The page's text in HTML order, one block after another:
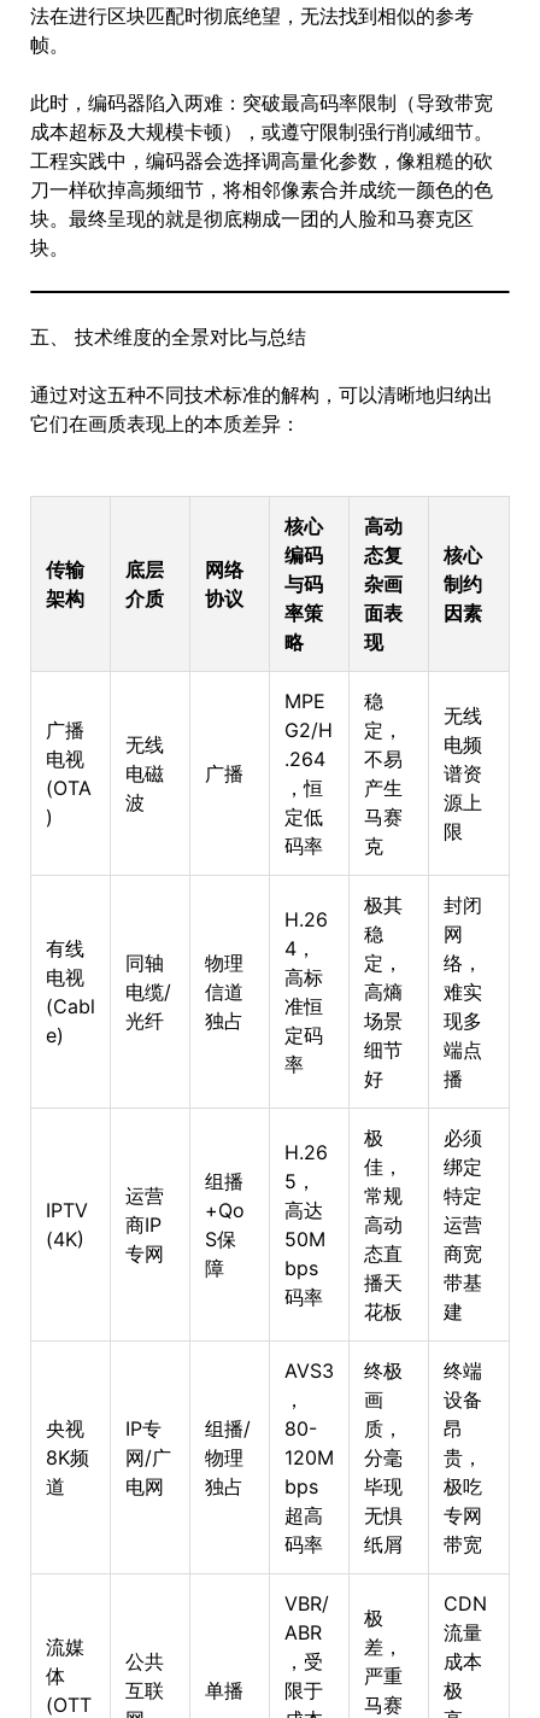
法在进行区块匹配时彻底绝望，无法找到相似的参考
帧。
此时，编码器陷入两难：突破最高码率限制（导致带宽
成本超标及大规模卡顿），或遵守限制强行削减细节。
工程实践中，编码器会选择调高量化参数，像粗糙的砍
刀一样砍掉高频细节，将相邻像素合并成统一颜色的色
块。最终呈现的就是彻底糊成一团的人脸和马赛克区
块。
五、 技术维度的全景对比与总结
通过对这五种不同技术标准的解构，可以清晰地归纳出
它们在画质表现上的本质差异：
传输
架构
底层
介质
网络
协议
核心
编码
与码
率策
略
高动
态复
杂画
面表
现
核心
制约
因素
广播
电视
(OTA
)
无线
电磁
波
广播
MPE
G2/H
.264
，恒
定低
码率
稳
定，
不易
产生
马赛
克
无线
电频
谱资
源上
限
有线
电视
(Cabl
e)
同轴
电缆/
光纤
物理
信道
独占
H.26
4，
高标
准恒
定码
率
极其
稳
定，
高熵
场景
细节
好
封闭
网
络，
难实
现多
端点
播
IPTV
(4K)
运营
商IP
专网
组播
+Qo
S保
障
H.26
5，
高达
50M
bps
码率
极
佳，
常规
高动
态直
播天
花板
必须
绑定
特定
运营
商宽
带基
建
央视
8K频
道
IP专
网/广
电网
组播/
物理
独占
AVS3
，
80-
120M
bps
超高
码率
终极
画
质，
分毫
毕现
无惧
纸屑
终端
设备
昂
贵，
极吃
专网
带宽
流媒
体
(OTT
公共
互联
单播
VBR/
ABR
，受
限于
极
差，
严重
马赛
CDN
流量
成本
极